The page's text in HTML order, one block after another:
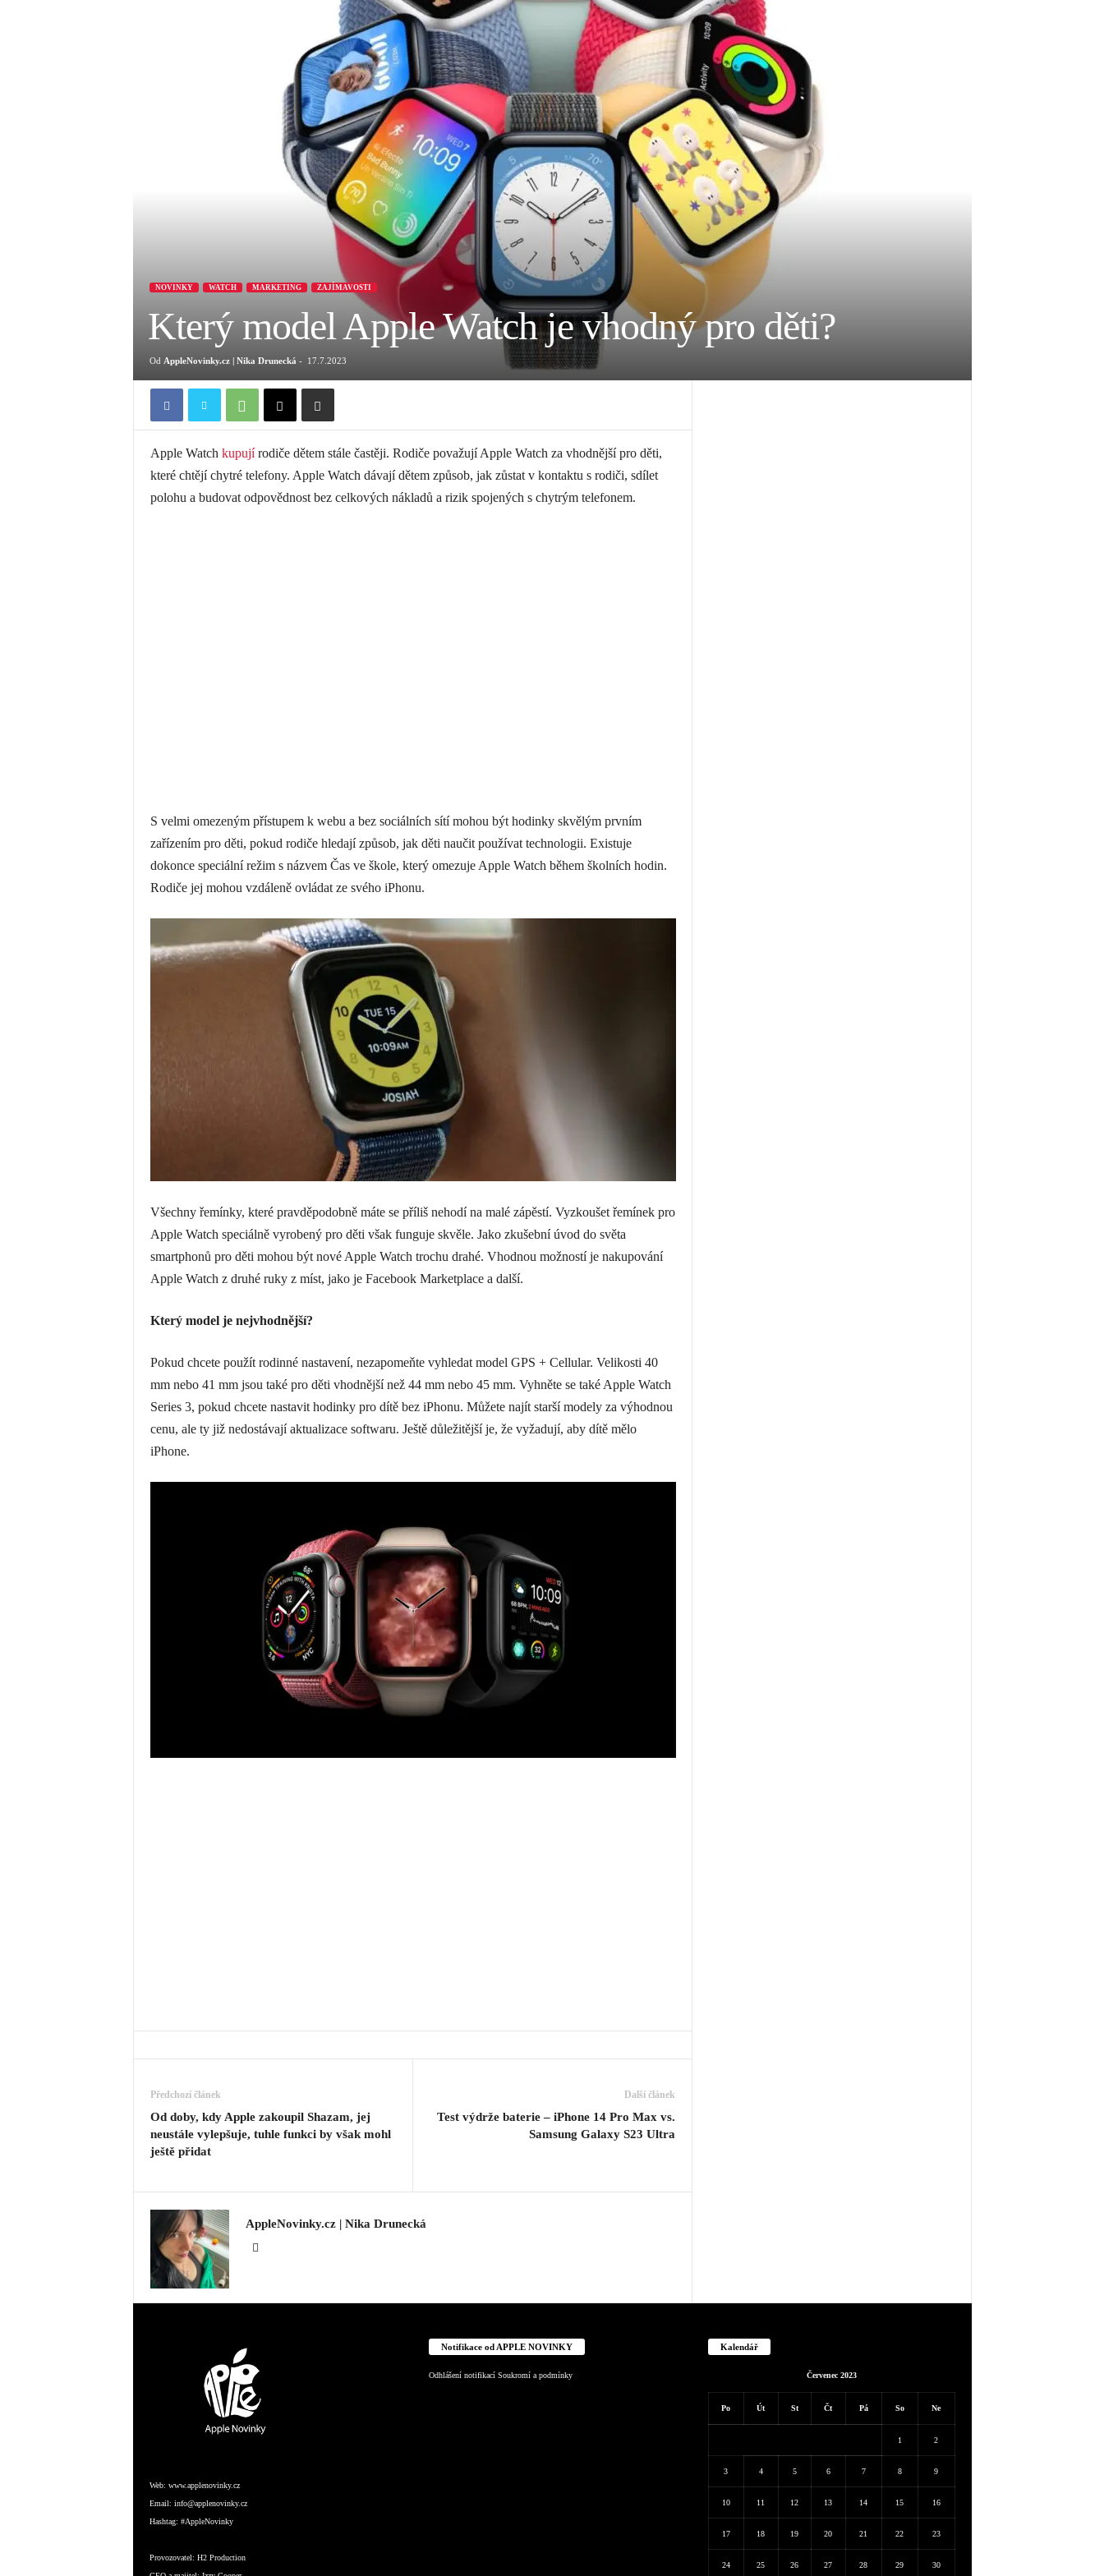
NOVINKY WATCH MARKETING ZAJÍMAVOSTI
Který model Apple Watch je vhodný pro děti?
Od AppleNovinky.cz | Nika Drunecká - 17.7.2023
Apple Watch kupujírodiče dětem stále častěji. Rodiče považují Apple Watch za vhodnější pro děti,
které chtějí chytré telefony. Apple Watch dávají dětem způsob, jak zůstat v kontaktu s rodiči, sdílet
polohu a budovat odpovědnost bez celkových nákladů a rizik spojených s chytrým telefonem.
S velmi omezeným přístupem k webu a bez sociálních sítí mohou být hodinky skvělým prvním
zařízením pro děti, pokud rodiče hledají způsob, jak děti naučit používat technologii. Existuje
dokonce speciální režim s názvem Čas ve škole, který omezuje Apple Watch během školních hodin.
Rodiče jej mohou vzdáleně ovládat ze svého iPhonu.
Všechny řemínky, které pravděpodobně máte se příliš nehodí na malé zápěstí. Vyzkoušet řemínek pro
Apple Watch speciálně vyrobený pro děti však funguje skvěle. Jako zkušební úvod do světa
smartphonů pro děti mohou být nové Apple Watch trochu drahé. Vhodnou možností je nakupování
Apple Watch z druhé ruky z míst, jako je Facebook Marketplace a další.
Který model je nejvhodnější?
Pokud chcete použít rodinné nastavení, nezapomeňte vyhledat model GPS + Cellular. Velikosti 40
mm nebo 41 mm jsou také pro děti vhodnější než 44 mm nebo 45 mm. Vyhněte se také Apple Watch
Series 3, pokud chcete nastavit hodinky pro dítě bez iPhonu. Můžete najít starší modely za výhodnou
cenu, ale ty již nedostávají aktualizace softwaru. Ještě důležitější je, že vyžadují, aby dítě mělo
iPhone.
Předchozí článek
Od doby, kdy Apple zakoupil Shazam, jej
neustále vylepšuje, tuhle funkci by však mohl
ještě přidat
Další článek
Test výdrže baterie – iPhone 14 Pro Max vs.
Samsung Galaxy S23 Ultra
AppleNovinky.cz | Nika Drunecká
Web: www.applenovinky.cz
Email: info@applenovinky.cz
Hashtag: #AppleNovinky
Provozovatel: H2 Production
Notifikace od APPLE NOVINKY
Odhlášení notifikací Soukromí a podmínky
Kalendář
Červenec 2023
Po Út St Čt Pá So Ne
1 2
3 4 5 6 7 8 9
10 11 12 13 14 15 16
17 18 19 20 21 22 23
24 25 26 27 28 29 30